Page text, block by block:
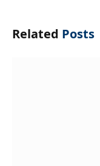
Related Posts